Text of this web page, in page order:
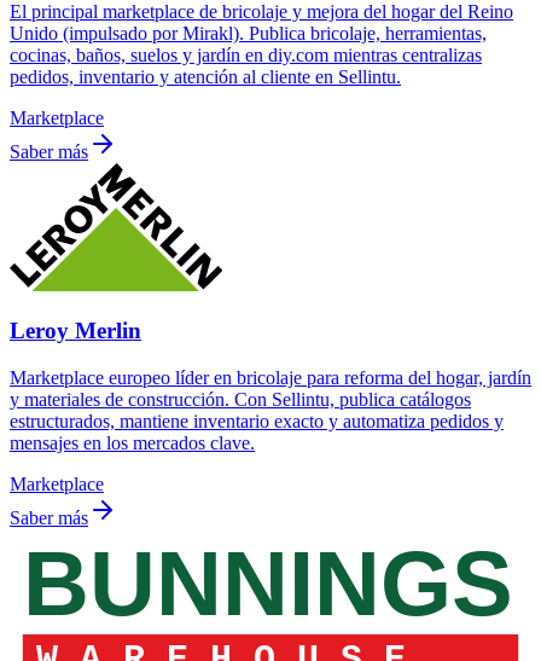
El principal marketplace de bricolaje y mejora del hogar del Reino
Unido (impulsado por Mirakl). Publica bricolaje, herramientas,
cocinas, baños, suelos y jardín en diy.com mientras centralizas
pedidos, inventario y atención al cliente en Sellintu.
Marketplace
Saber más
Leroy Merlin
Marketplace europeo líder en bricolaje para reforma del hogar, jardín
y materiales de construcción. Con Sellintu, publica catálogos
estructurados, mantiene inventario exacto y automatiza pedidos y
mensajes en los mercados clave.
Marketplace
Saber más